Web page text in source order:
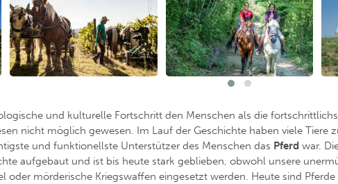
und kulturelle Fortschritt den Menschen als die
nicht möglich gewesen. Im Lauf der Geschichte haben viele Tiere
und funktionellste Unterstützer des Menschen das Pferd war.
aufgebaut und ist bis heute stark geblieben, obwohl unsere
oder mörderische Kriegswaffen eingesetzt werden. Heute sind